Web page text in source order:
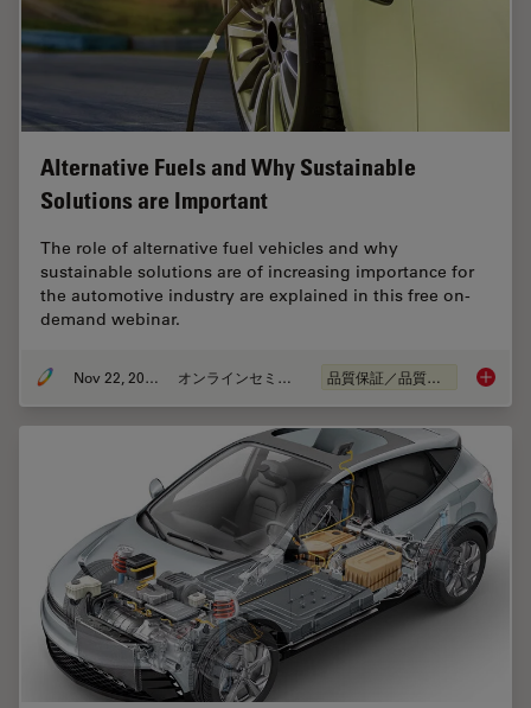
Alternative Fuels and Why Sustainable
Solutions are Important
The role of alternative fuel vehicles and why
sustainable solutions are of increasing importance for
the automotive industry are explained in this free on-
demand webinar.
Nov 22, 2022 オンラインセミナー 品質保証／品質管理